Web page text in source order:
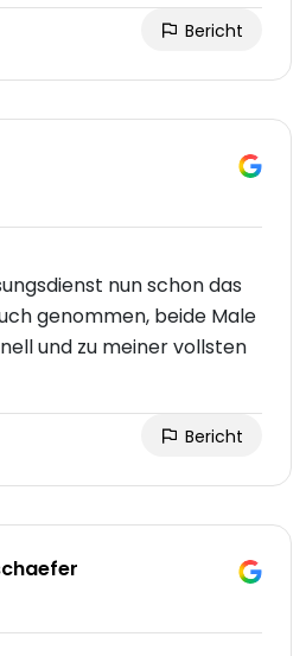
Bericht
nun schon das
genommen, beide Male
und zu meiner vollsten
Bericht